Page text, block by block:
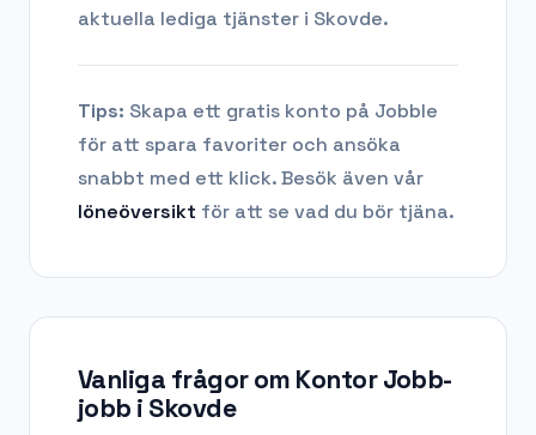
aktuella lediga tjänster i Skovde.
Tips: Skapa ett gratis konto på Jobble
för att spara favoriter och ansöka
snabbt med ett klick. Besök även vår
löneöversikt för att se vad du bör tjäna.
Vanliga frågor om Kontor Jobb-
jobb i Skovde